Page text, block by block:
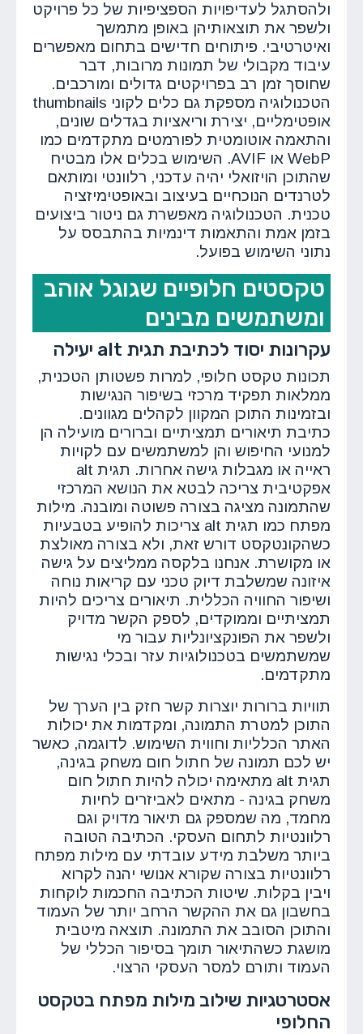
ולהסתגל לעדיפויות הספציפיות של כל פרויקט
ולשפר את תוצאותיהן באופן מתמשך
ואיטרטיבי. פיתוחים חדישים בתחום מאפשרים
עיבוד מקבולי של תמונות מרובות, דבר
שחוסך זמן רב בפרויקטים גדולים ומורכבים.
הטכנולוגיה מספקת גם כלים לקוני thumbnails
אופטימליים, יצירת וריאציות בגדלים שונים,
והתאמה אוטומטית לפורמטים מתקדמים כמו
WebP או AVIF. השימוש בכלים אלו מבטיח
שהתוכן הויזואלי יהיה עדכני, רלוונטי ומותאם
לטרנדים הנוכחיים בעיצוב ובאופטימיזציה
טכנית. הטכנולוגיה מאפשרת גם ניטור ביצועים
בזמן אמת והתאמות דינמיות בהתבסס על
נתוני השימוש בפועל.
טקסטים חלופיים שגוגל אוהב
ומשתמשים מבינים
עקרונות יסוד לכתיבת תגית alt יעילה
תכונות טקסט חלופי, למרות פשטותן הטכנית,
ממלאות תפקיד מרכזי בשיפור הנגישות
ובזמינות התוכן המקוון לקהלים מגוונים.
כתיבת תיאורים תמציתיים וברורים מועילה הן
למנועי החיפוש והן למשתמשים עם לקויות
ראייה או מגבלות גישה אחרות. תגית alt
אפקטיבית צריכה לבטא את הנושא המרכזי
שהתמונה מציגה בצורה פשוטה ומובנה. מילות
מפתח כמו תגית alt צריכות להופיע בטבעיות
כשהקונטקסט דורש זאת, ולא בצורה מאולצת
או מקושרת. אנחנו בלקסה ממליצים על גישה
איזונה שמשלבת דיוק טכני עם קריאות נוחה
ושיפור החוויה הכללית. תיאורים צריכים להיות
תמציתיים וממוקדים, לספק הקשר מדויק
ולשפר את הפונקציונליות עבור מי
שמשתמשים בטכנולוגיות עזר ובכלי נגישות
מתקדמים.
תוויות ברורות יוצרות קשר חזק בין הערך של
התוכן למטרת התמונה, ומקדמות את יכולות
האתר הכלליות וחווית השימוש. לדוגמה, כאשר
יש לכם תמונה של חתול חום משחק בגינה,
תגית alt מתאימה יכולה להיות חתול חום
משחק בגינה - מתאים לאביזרים לחיות
מחמד, מה שמספק גם תיאור מדויק וגם
רלוונטיות לתחום העסקי. הכתיבה הטובה
ביותר משלבת מידע עובדתי עם מילות מפתח
רלוונטיות בצורה שקורא אנושי יהנה לקרוא
ויבין בקלות. שיטות הכתיבה החכמות לוקחות
בחשבון גם את ההקשר הרחב יותר של העמוד
והתוכן הסובב את התמונה. תוצאה מיטבית
מושגת כשהתיאור תומך בסיפור הכללי של
העמוד ותורם למסר העסקי הרצוי.
אסטרטגיות שילוב מילות מפתח בטקסט
החלופי